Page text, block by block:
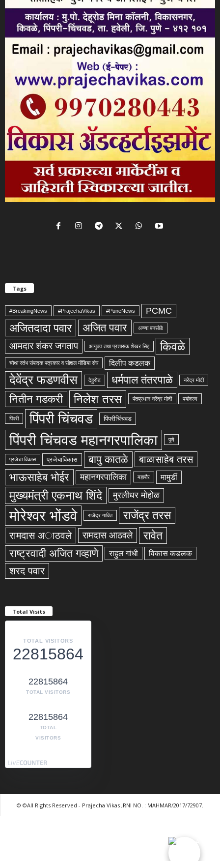
Tags
#BreakingNews #PrajechaVikas #PuneNews PCMC
अजितदादा पवार अजित पवार अण्णा बनसोडे
आमदार शंकर जगताप आयुक्त तथा प्रशासक शेखर सिंह किवळे
चौथा स्तंभ संपादक पत्रकार व सोशल मीडिया संघ दिलीप कडलक
देवेंद्र फडणवीस देहुरोड धर्मपाल तंतरपाळे नरेंद्र मोदीं
नितीन गडकरी निलेश तरस पंतप्रधान नरेंद्र मोदी पर्यावरण
पिंपरी पिंपरी चिंचवड पिंपरीचिंचवड
पिंपरी चिंचवड महानगरपालिका पुणे
प्रजेचा विकास प्रजेचाविकास बापु कातळे बाळासाहेब तरस
भाऊसाहेब भोईर महानगरपालिका महापौर मामुर्डी
मुख्यमंत्री एकनाथ शिंदे मुरलीधर मोहोळ
मोरेश्वर भोंडवे राजेंद्र गावित राजेंद्र तरस
रामदास अाठवले रामदास आठवले रावेत
राष्ट्रवादी अजित गव्हाणे राहुल गांधी विकास कडलक
शरद पवार
Total Visits
TOTAL VISITORS
22815864
22815864
TOTAL VISITORS
22815864
TOTAL
VISITORS
© ©All Rights Reserved - Prajecha Vikas ,RNI NO. : MAHMAR/2017/72907.